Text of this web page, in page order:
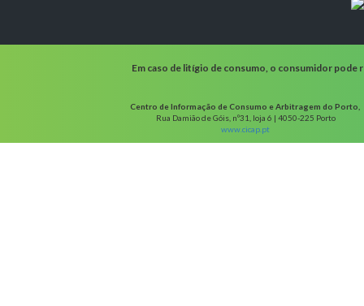
Em caso de litígio de consumo, o consumidor
Centro de Informação de Consumo e Arbitragem do Porto,
Rua Damião de Góis, nº31, loja 6 | 4050-225 Porto
www.cicap.pt